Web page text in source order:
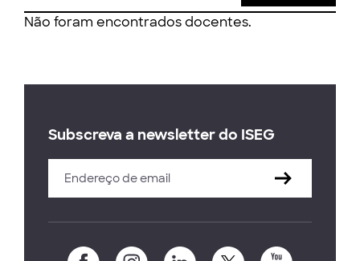
Não foram encontrados docentes.
Subscreva a newsletter do ISEG